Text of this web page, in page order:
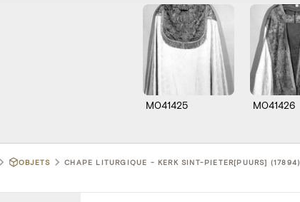
M041425 M041426
OBJETS CHAPE LITURGIQUE - KERK SINT-PIETER[PUURS] (17894)